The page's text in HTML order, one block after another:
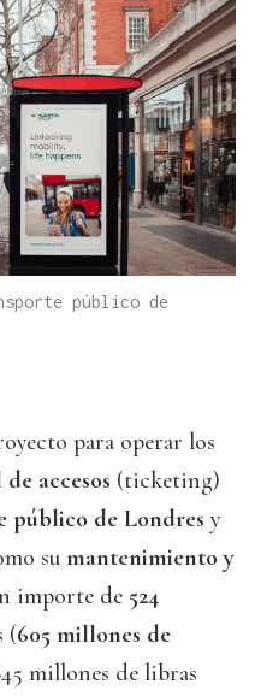
público de
para operar los
accesos (ticketing)
público de Londres y
su mantenimiento y
importe de 524
(605 millones de
millones de libras